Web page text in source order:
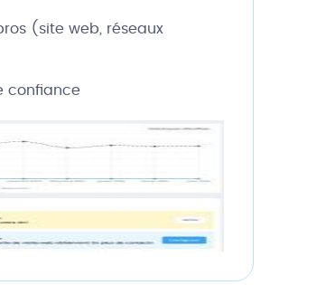
(site web, réseaux
confiance